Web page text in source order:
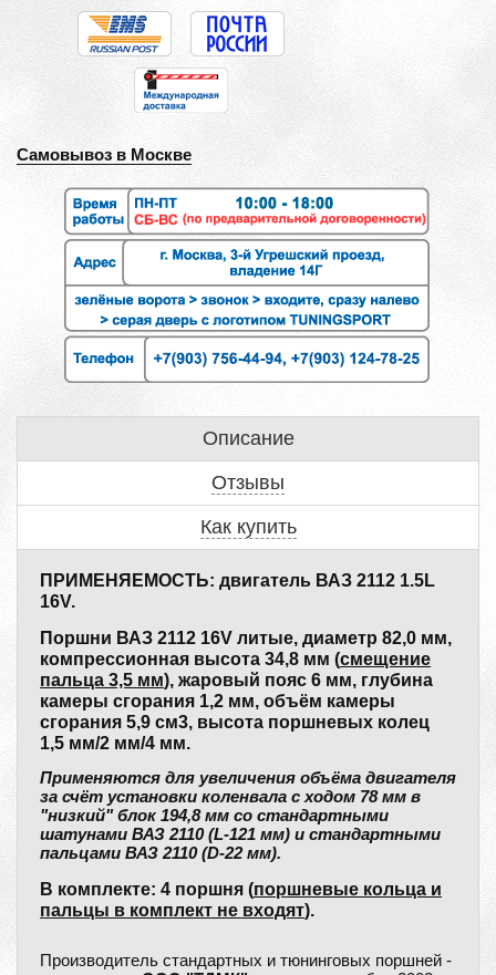
Самовывоз в Москве
Описание
Отзывы
Как купить
ПРИМЕНЯЕМОСТЬ: двигатель ВАЗ 2112 1.5L
16V.
Поршни ВАЗ 2112 16V литые, диаметр 82,0 мм,
компрессионная высота 34,8 мм (смещение
пальца 3,5 мм), жаровый пояс 6 мм, глубина
камеры сгорания 1,2 мм, объём камеры
сгорания 5,9 см3, высота поршневых колец
1,5 мм/2 мм/4 мм.
Применяются для увеличения объёма двигателя
за счёт установки коленвала с ходом 78 мм в
"низкий" блок 194,8 мм со стандартными
шатунами ВАЗ 2110 (L-121 мм) и стандартными
пальцами ВАЗ 2110 (D-22 мм).
В комплекте: 4 поршня (поршневые кольца и
пальцы в комплект не входят).
Производитель стандартных и тюнинговых поршней -